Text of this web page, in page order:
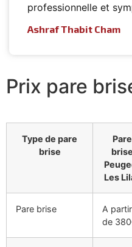
professionnelle et
Ashraf Thabit Cham
Prix pare
Type de pare
brise
Pare
brise
Les
Pare brise
A partir
de